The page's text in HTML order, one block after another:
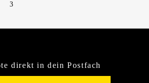
3
direkt in dein Postfach